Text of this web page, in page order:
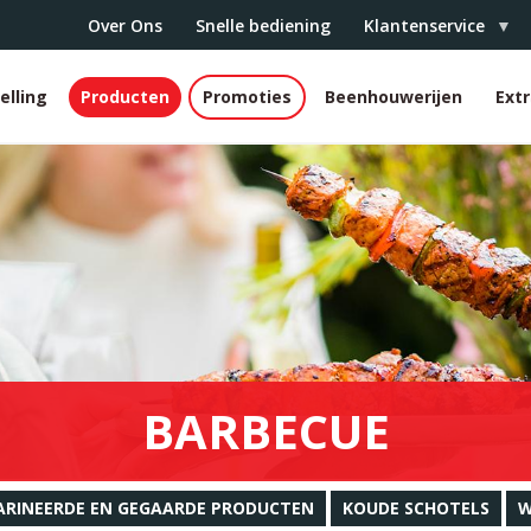
Over Ons Snelle bediening Klantenservice
Producten Promoties Beenhouwerijen
BARBECUE
EN GEGAARDE PRODUCTEN KOUDE SCHOTELS